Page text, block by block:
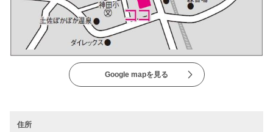
Google mapを見る
住所